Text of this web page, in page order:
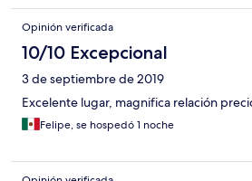
un contactó serca de la alberca para así
un teléfono, una bosina, etc.
Opinión verificada
10/10 Excepcional
3 de septiembre de 2019
Excelente lugar, magnifica relación
Felipe, se hospedó 1 noche